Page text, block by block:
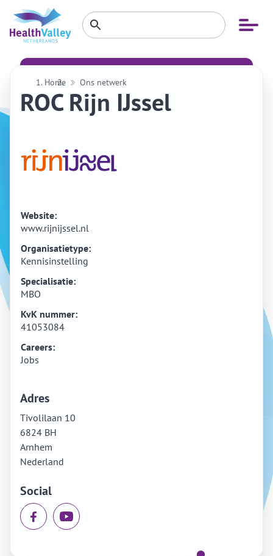
Open
menu
Zoeken
binnenZoeken
Home Ons netwerk
ROC Rijn IJssel
Website:
www.rijnijssel.nl
Organisatietype:
Kennisinstelling
Specialisatie:
MBO
KvK nummer:
41053084
Careers:
Jobs
Adres
Tivolilaan 10
6824 BH
Arnhem
Nederland
Social